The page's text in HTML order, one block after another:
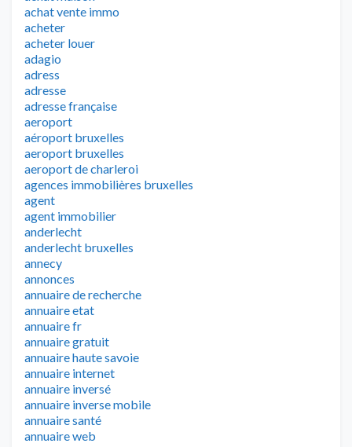
achat vente immo
acheter
acheter louer
adagio
adress
adresse
adresse française
aeroport
aéroport bruxelles
aeroport bruxelles
aeroport de charleroi
agences immobilières bruxelles
agent
agent immobilier
anderlecht
anderlecht bruxelles
annecy
annonces
annuaire de recherche
annuaire etat
annuaire fr
annuaire gratuit
annuaire haute savoie
annuaire internet
annuaire inversé
annuaire inverse mobile
annuaire santé
annuaire web